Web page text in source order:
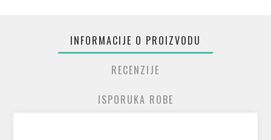
INFORMACIJE O PROIZVODU
RECENZIJE
ISPORUKA ROBE